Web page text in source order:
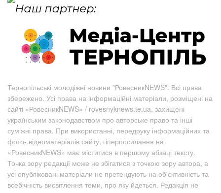
Тернопільські молодіжні новини "РовесникNEWS". Всі права
збережено. Усі права на інформаційні матеріали, розміщені на
сайті «РовесникNEWS» / rovesnyknews.te.ua, захищені
українським законодавством про авторське право та інші
суміжні права. При використанні, передруку інформаційних та
фото-,відеоматеріалів сайту, гіперпосилання на
«РовесникNEWS» має міститися в першому абзаці тексту.
Точка зору редакції може не збігатися з точкою зору автора, а
усі опубліковані матеріали не претендують на об'єктивність та
всебічність висвітлення теми, про яку йдеться. Редакція не